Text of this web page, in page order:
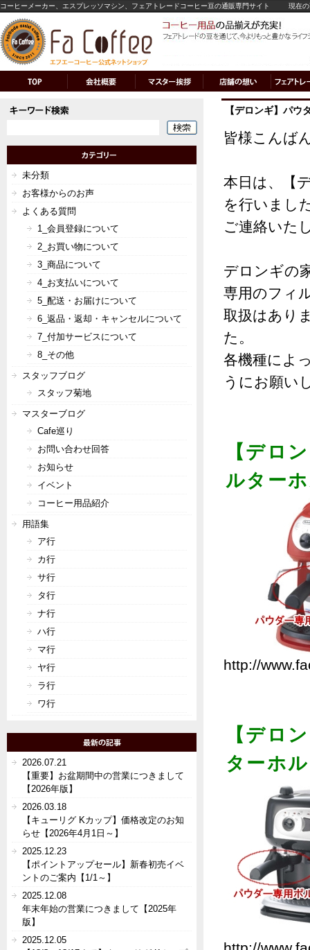
コーヒーメーカー、エスプレッソマシン、フェアトレードコーヒー豆の通販専門サイト 現在
【デロンギ】パウ
皆様こんば
本日は、【
を行いまし
ご連絡いた
デロンギの
専用のフィ
取扱はあり
た。
各機種によ
うにお願い
【デロ
ルター
http://
【デロ
ターホ
未分類
お客様からのお声
よくある質問
1_会員登録について
2_お買い物について
3_商品について
4_お支払いについて
5_配送・お届けについて
6_返品・返却・キャンセルについて
7_付加サービスについて
8_その他
スタッフブログ
スタッフ菊地
マスターブログ
Cafe巡り
お問い合わせ回答
お知らせ
イベント
コーヒー用品紹介
用語集
ア行
カ行
サ行
タ行
ナ行
ハ行
マ行
ヤ行
ラ行
ワ行
2026.07.21
【重要】お盆期間中の営業につきまして
【2026年版】
2026.03.18
【キューリグ Kカップ】価格改定のお知
らせ【2026年4月1日～】
2025.12.23
【ポイントアップセール】新春初売イベ
ントのご案内【1/1～】
2025.12.08
年末年始の営業につきまして【2025年
版】
2025.12.05